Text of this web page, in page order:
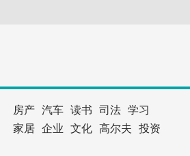
房产 汽车 读书 司法 学习
家居 企业 文化 高尔夫 投资